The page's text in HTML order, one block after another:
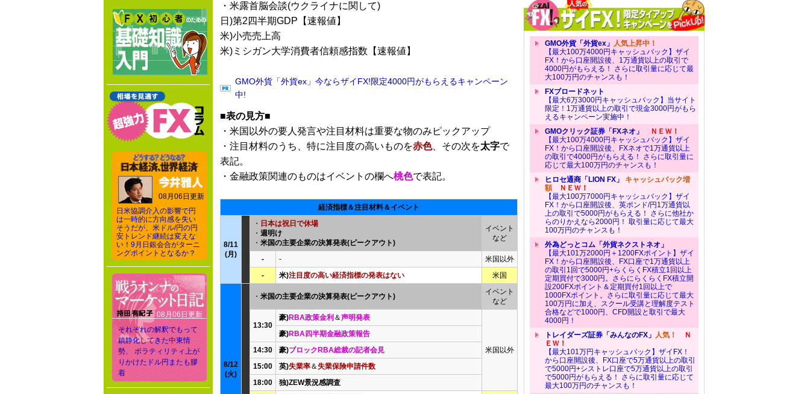
・米露首脳会談(ウクライナに関して)
日)第2四半期GDP【速報値】
米)小売売上高
米)ミシガン大学消費者信頼感指数【速報値】
GMO外貨「外貨ex」今ならザイFX!限定4000円がもらえるキャンペーン
中!
■表の見方■
・米国以外の要人発言や注目材料は重要な物のみピックアップ
・注目材料のうち、特に注目度の高いものを赤色、その次を太字で
表記。
・金融政策関連のものはイベントの欄へ桃色で表記。
経済指標＆注目材料＆イベント
8/11
(月)
・ 日本は祝日で休場
・ 週明け
・ 米国の主要企業の決算発表(ピークアウト)
イベント
など
- -
米国以外
-
米)注目度の高い経済指標の発表はない 米国
8/12
(火)
・ 米国の主要企業の決算発表(ピークアウト)
イベント
など
13:30
豪)RBA政策金利 ＆声明発表
米国以外
豪)RBA四半期金融政策報告
14:30
豪)ブロックRBA総裁の記者会見
15:00
英)失業率＆失業保険申請件数
18:00
独)ZEW景況感調査
GMO外貨「外貨ex」 人気上昇中！
【最大100万4000円キャッシュバック】ザイ
FX！から口座開設後、1万通貨以上の取引で
4000円がもらえる！ さらに取引量に応じて最
大100万円のチャンスも！
FXブロードネット
【最大6万3000円キャッシュバック】当サイト
限定！1万通貨以上の取引で現金3000円がもら
えるキャンペーン実施中！
GMOクリック証券「FXネオ」
ＮＥＷ！
【最大100万4000円キャッシュバック】ザイ
FX！から口座開設後、FXネオで1万通貨以上
の取引で4000円がもらえる！ さらに取引量に
応じて最大100万円のチャンスも！
ヒロセ通商「LION FX」 キャッシュバック増
額ＮＥＷ！
【最大100万7000円キャッシュバック】ザイ
FX！から口座開設後、英ポンド/円1万通貨以
上の取引で5000円がもらえる！ さらに他社か
らのりかえなら2000円！ 取引量に応じて最大
100万円のチャンスも！
外為どっとコム「外貨ネクストネオ」
【最大101万2000円＋1200FXポイント】ザイ
FX！から口座開設後、FX口座で1万通貨以上
の取引1回で5000円+らくらくFX積立1回以上
定期買付で3000円。さらにらくらくFX積立開
設200FXポイント＆定期買付1回以上で
1000FXポイント。さらに取引量に応じて最大
100万円に加え、スクール受講と理解度テスト
合格などで1000円、CFD開設と取引で最大
4000円！
トレイダーズ証券「みんなのFX」 人気！
Ｎ
ＥＷ！
【最大101万円キャッシュバック】ザイFX！
から口座開設後、FX口座で5万通貨以上の取引
で5000円+シストレ口座で5万通貨以上の取引
で5000円がもらえる！ さらに取引量に応じて
最大100万円のチャンスも！
08月06日更新
日米協調介入の影響で円
は一時的に方向感を失い
そうだが、米ドル/円の円
安トレンド継続は変えな
い！9月日銀会合がターニ
ングポイントとなるか？
08月06日更新
それぞれの解釈でもって
鎮静化してきた中東情
勢、 ボラティリティ上が
りかけたドル円またも膠
着